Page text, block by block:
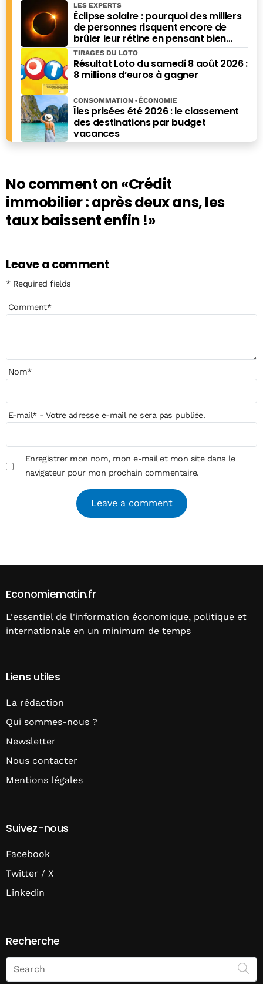
Éclipse solaire : pourquoi des milliers
de personnes risquent encore de
brûler leur rétine en pensant bien
faire
LES EXPERTS
Résultat Loto du samedi 8 août 2026 :
8 millions d’euros à gagner
TIRAGES DU LOTO
Îles prisées été 2026 : le classement
des destinations par budget
vacances
CONSOMMATION ÉCONOMIE
No comment on«Crédit
immobilier : après deux ans, les
taux baissent enfin !»
Leave a comment
* Required fields
Comment*
Nom*
E-mail*- Votre adresse e-mail ne sera pas publiée.
Enregistrer mon nom, mon e-mail et mon site dans le
navigateur pour mon prochain commentaire.
Economiematin.fr
L'essentiel de l'information économique, politique et
internationale en un minimum de temps
Liens utiles
La rédaction
Qui sommes-nous ?
Newsletter
Nous contacter
Mentions légales
Suivez-nous
Facebook
Twitter / X
Linkedin
Recherche
Search
on